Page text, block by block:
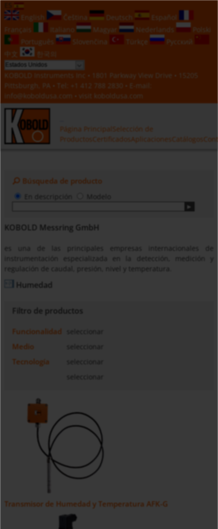
English
Čeština Deutsch
Español
Français
Italiano Magyar Nederlands
Polski
Português
Slovenčina Türkçe
Русский
中文
한국의
KOBOLD Instruments Inc • 1801 Parkway View Drive • 15205
Pittsburgh, PA • Tel:
+1 412 788 2830 • E-mail:
info@koboldusa.com • visit koboldusa.com
Página Principal Selección de
Productos CertificadosAplicaciones Catálogos
Búsqueda de producto
Modelo
KOBOLD Messring GmbH
instrumentación especializada en la detección, medición y
regulación de caudal, presión, nivel y temperatura.
Humedad
Filtro de productos
Funcionalidad
Medio
Tecnología
Transmisor de Humedad y Temperatura AFK-G